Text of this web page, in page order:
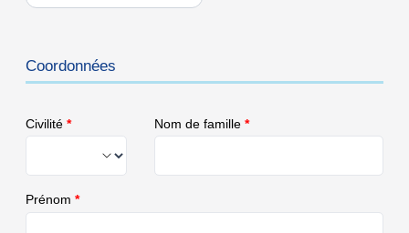
Coordonnées
Civilité * Nom de famille *
Prénom *